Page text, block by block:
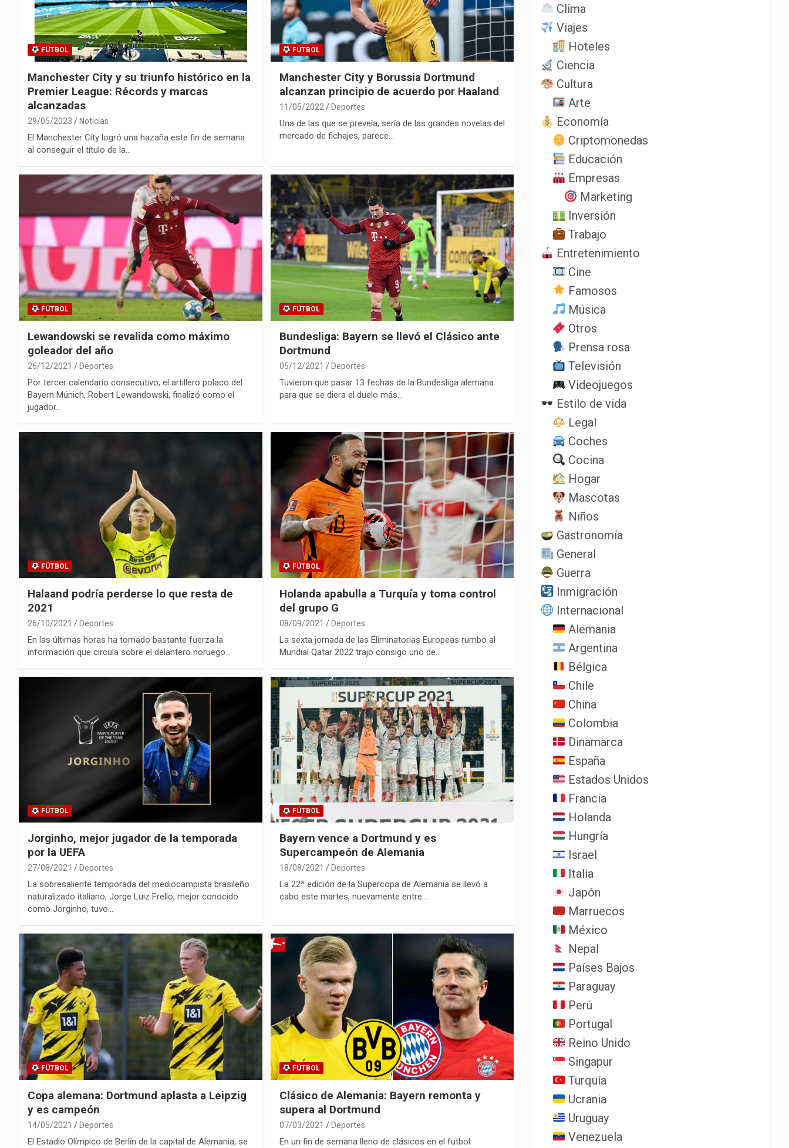
FÚTBOL
Manchester City y su triunfo histórico en la
Premier League: Récords y marcas
alcanzadas
29/05/2023 Noticias
El Manchester City logró una hazaña este fin de semana
al conseguir el título de la…
FÚTBOL
Manchester City y Borussia Dortmund
alcanzan principio de acuerdo por Haaland
11/05/2022 Deportes
Una de las que se preveía, sería de las grandes novelas del
mercado de fichajes, parece…
FÚTBOL
Lewandowski se revalida como máximo
goleador del año
26/12/2021 Deportes
Por tercer calendario consecutivo, el artillero polaco del
Bayern Múnich, Robert Lewandowski, finalizó como el
jugador…
FÚTBOL
Bundesliga: Bayern se llevó el Clásico ante
Dortmund
05/12/2021 Deportes
Tuvieron que pasar 13 fechas de la Bundesliga alemana
para que se diera el duelo más…
FÚTBOL
Halaand podría perderse lo que resta de
2021
26/10/2021 Deportes
En las últimas horas ha tomado bastante fuerza la
información que circula sobre el delantero noruego…
FÚTBOL
Holanda apabulla a Turquía y toma control
del grupo G
08/09/2021 Deportes
La sexta jornada de las Eliminatorias Europeas rumbo al
Mundial Qatar 2022 trajo consigo uno de…
FÚTBOL
Jorginho, mejor jugador de la temporada
por la UEFA
27/08/2021 Deportes
La sobresaliente temporada del mediocampista brasileño
naturalizado italiano, Jorge Luiz Frello, mejor conocido
como Jorginho, tuvo…
FÚTBOL
Bayern vence a Dortmund y es
Supercampeón de Alemania
18/08/2021 Deportes
La 22ª edición de la Supercopa de Alemania se llevó a
cabo este martes, nuevamente entre…
FÚTBOL
Copa alemana: Dortmund aplasta a Leipzig
y es campeón
14/05/2021 Deportes
El Estadio Olímpico de Berlín de la capital de Alemania, se
FÚTBOL
Clásico de Alemania: Bayern remonta y
supera al Dortmund
07/03/2021 Deportes
En un fin de semana lleno de clásicos en el futbol
Clima
Viajes
Hoteles
Ciencia
Cultura
Arte
Economía
Criptomonedas
Educación
Empresas
Marketing
Inversión
Trabajo
Entretenimiento
Cine
Famosos
Música
Otros
Prensa rosa
Televisión
Videojuegos
Estilo de vida
Legal
Coches
Cocina
Hogar
Mascotas
Niños
Gastronomía
General
Guerra
Inmigración
Internacional
Alemania
Argentina
Bélgica
Chile
China
Colombia
Dinamarca
España
Estados Unidos
Francia
Holanda
Hungría
Israel
Italia
Japón
Marruecos
México
Nepal
Países Bajos
Paraguay
Perú
Portugal
Reino Unido
Singapur
Turquía
Ucrania
Uruguay
Venezuela